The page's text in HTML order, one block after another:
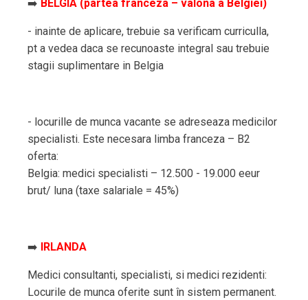
➡️ BELGIA (partea franceza – valona a Belgiei)
- inainte de aplicare, trebuie sa verificam curriculla,
pt a vedea daca se recunoaste integral sau trebuie
stagii suplimentare in Belgia
- locurille de munca vacante se adreseaza medicilor
specialisti. Este necesara limba franceza – B2
oferta:
Belgia: medici specialisti – 12.500 - 19.000 eeur
brut/ luna (taxe salariale = 45%)
➡️ IRLANDA
Medici consultanti, specialisti, si medici rezidenti:
Locurile de munca oferite sunt în sistem permanent.